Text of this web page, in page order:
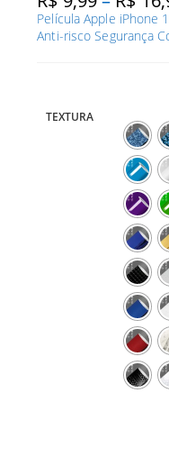
Película Apple iPhone
Anti-risco Segurança
TEXTURA